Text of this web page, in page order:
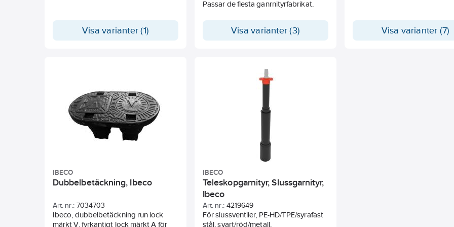
Visa varianter (1)
Passar de flesta ganrnityrfabrikat.
Visa varianter (3) Visa varianter (7)
IBECO
Dubbelbetäckning, Ibeco
Art. nr.: 7034703
Ibeco, dubbelbetäckning run lock
märkt V, fyrkantigt lock märkt A för
IBECO
Teleskopgarnityr, Slussgarnityr,
Ibeco
Art. nr.: 4219649
För slussventiler, PE-HD/TPE/syrafast
stål, svart/röd/metall.